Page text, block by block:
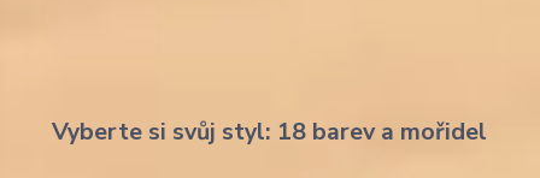
Vyberte si svůj styl: 18 barev a mořidel